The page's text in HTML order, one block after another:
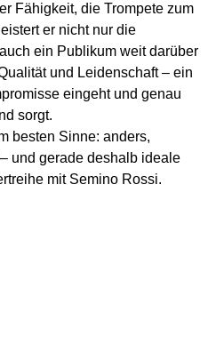
Fähigkeit, die Trompete zum
er nicht nur die
ein Publikum weit darüber
und Leidenschaft – ein
eingeht und genau
sorgt.
besten Sinne: anders,
und gerade deshalb ideale
mit Semino Rossi.